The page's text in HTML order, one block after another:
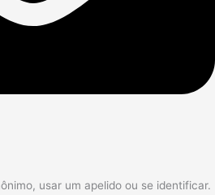
usar um apelido ou se identificar.